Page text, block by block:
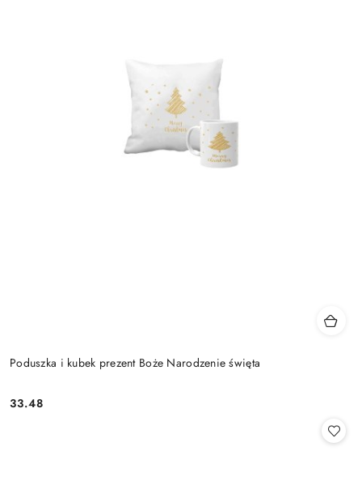
Poduszka i kubek prezent Boże Narodzenie święta
Cena:
33.48